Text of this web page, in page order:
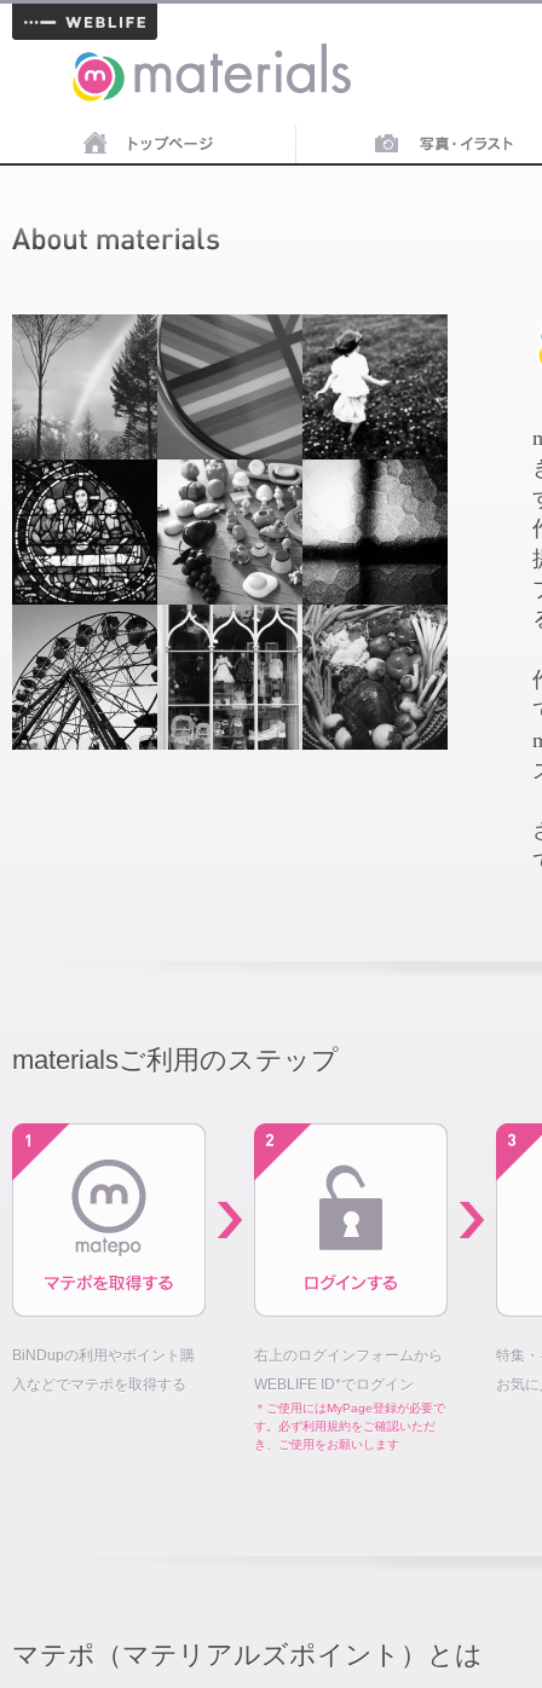
materials
materialsご利用のステップ
BiNDupの利用やポイント購
入などでマテポを取得する
右上のログインフォームから
WEBLIFE ID*でログイン
＊ご使用にはMyPage登録が必要で
す。必ず利用規約をご確認いただ
き、ご使用をお願いします
特集
お気
マテポ（マテリアルズポイント）とは